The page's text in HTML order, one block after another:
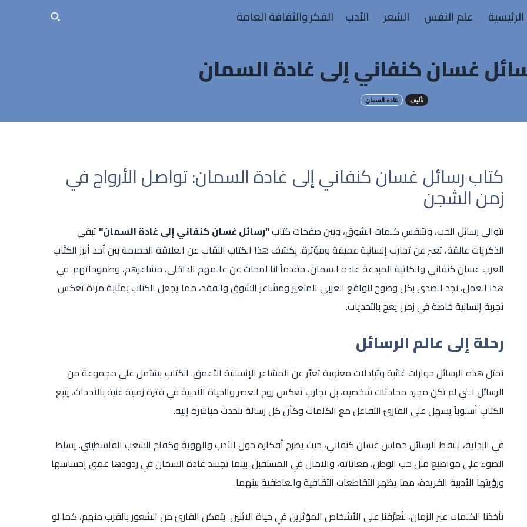
الرئيسية علم النفس الشعر الأدب الفكر والثقافة العامة
غسان كنفاني إلى غادة السمان
تأليف غادة السمان
كتاب رسائل غسان كنفاني إلى غادة السمان: تواصل الأرواح في
زمن الشجن
تتوالى رسائل الحب، وتتنفس كلمات الشوق، وبين صفحات كتاب"رسائل غسان كنفاني إلى غادة السمان"تبقى
الذكريات عالقة، تعبر عن تجارب إنسانية عميقة ومؤثرة. يكشف هذا الكتاب النقاب عن العلاقة الحميمة بين أحد أبرز الكتّاب
العرب غسان كنفاني والكاتبة المبدعة غادة السمان، مقدماً لنا لمحات عن عالمهم الداخلي، مشاعرهم، وطموحاتهم. في
هذا العمل، نجد الصدى بكل وضوح للواقع العربي المتغير ومشاعر الشوق والفقد، مما يجعل الكتاب بمثابة مرآة تعكس
تجربة إنسانية خاصة في زمن يعج بالتحديات.
رحلة إلى عالم الرسائل
تمثل هذه الرسائل حوارات غائبة وتبادلات معنوية تعبّر عن المشاعر الإنسانية الأعمق. الكتاب يشتمل على مجموعة من
الرسائل التي لم تكن مجرد محادثات شخصية، بل تجارب تعكس روح العصر والحياة الأدبية في فترة زمنية غنية بالأحداث. يتبع
الكتاب أسلوباً يسهل على القارئ التفاعل مع الكلمات وكأن كل رسالة تتحدث مباشرة إليه.
في البداية، تلتقط الرسائل حماس غسان كنفاني، حيث يطرح أفكاره حول الأدب والهوية وكفاح الشعب الفلسطيني. يسلط
الضوء على مواضيع مثل حب الوطن، معاناته، والآمال في المستقبل. بينما تجسد غادة السمان في ردودها عمق إحساسها
ورؤيتها الأدبية الفريدة، مما يظهر التقاطعات الثقافية والعاطفية بينهما.
تأخذنا الكلمات عبر الزمان، لتُعرِّفنا على الأشخاص المؤثرين في حياة الاثنين. يتمكن القارئ من الشعور بالقرب منهم، كما لو